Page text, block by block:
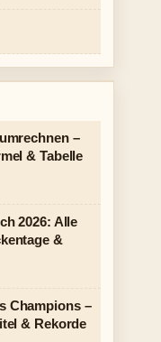
–
& Tabelle
2026: Alle
&
Champions –
& Rekorde